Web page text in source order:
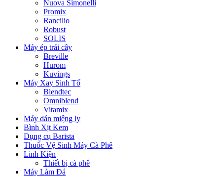
Nuova Simonelli
Promix
Rancilio
Robust
SOLIS
Máy ép trái cây
Breville
Hurom
Kuvings
Máy Xay Sinh Tố
Blendtec
Omniblend
Vitamix
Máy dán miệng ly
Bình Xịt Kem
Dụng cụ Barista
Thuốc Vệ Sinh Máy Cà Phê
Linh Kiện
Thiết bị cà phê
Máy Làm Đá